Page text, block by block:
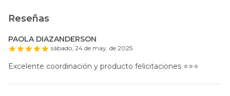
Reseñas
PAOLA DIAZANDERSON
sábado, 24 de may. de 2025
Excelente coordinación y producto felicitaciones ⭐️⭐️⭐️